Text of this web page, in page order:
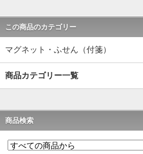
この商品のカテゴリー
マグネット・ふせん（付箋）
商品カテゴリー一覧
商品検索